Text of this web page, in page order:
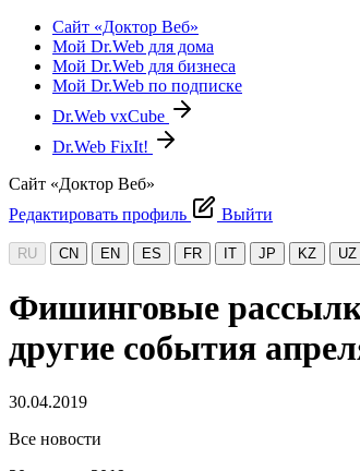
Сайт «Доктор Веб»
Мой Dr.Web для дома
Мой Dr.Web для бизнеса
Мой Dr.Web по подписке
Dr.Web vxCube
Dr.Web FixIt!
Сайт «Доктор Веб»
Редактировать профиль
Выйти
RU CN EN ES FR IT JP KZ UZ
Фишинговые
другие события
30.04.2019
Все новости